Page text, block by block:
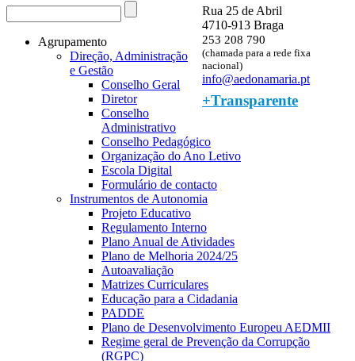
Rua 25 de Abril
4710-913 Braga
253 208 790
(chamada para a rede fixa
nacional)
info@aedonamaria.pt
+Transparente
Formulário de procura
Procurar
Agrupamento
Direção, Administração
e Gestão
Conselho Geral
Diretor
Conselho
Administrativo
Conselho Pedagógico
Organização do Ano Letivo
Escola Digital
Formulário de contacto
Instrumentos de Autonomia
Projeto Educativo
Regulamento Interno
Plano Anual de Atividades
Plano de Melhoria 2024/25
Autoavaliação
Matrizes Curriculares
Educação para a Cidadania
PADDE
Plano de Desenvolvimento Europeu AEDMII
Regime geral de Prevenção da Corrupção
(RGPC)